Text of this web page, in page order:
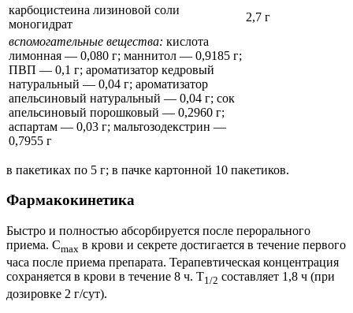
карбоцистеина лизиновой соли
моногидрат
2,7 г
вспомогательные вещества: кислота
лимонная — 0,080 г; маннитол — 0,9185 г;
ПВП — 0,1 г; ароматизатор кедровый
натуральный — 0,04 г; ароматизатор
апельсиновый натуральный — 0,04 г; сок
апельсиновый порошковый — 0,2960 г;
аспартам — 0,03 г; мальтозодекстрин —
0,7955 г
в пакетиках по 5 г; в пачке картонной 10 пакетиков.
Фармакокинетика
Быстро и полностью абсорбируется после перорального
приема. Cmax в крови и секрете достигается в течение первого
часа после приема препарата. Терапевтическая концентрация
сохраняется в крови в течение 8 ч. T1/2 составляет 1,8 ч (при
дозировке 2 г/сут).